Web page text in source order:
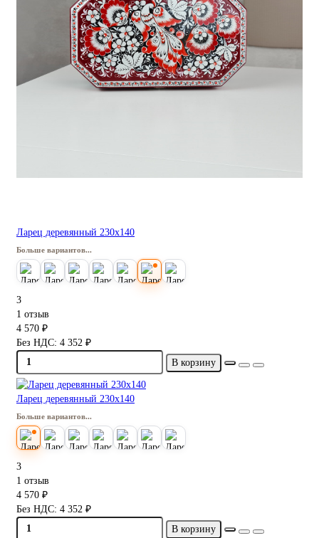
Ларец деревянный 230х140
Больше вариантов...
3
1 отзыв
4 570 ₽
Без НДС: 4 352 ₽
В корзину
Ларец деревянный 230х140
Больше вариантов...
3
1 отзыв
4 570 ₽
Без НДС: 4 352 ₽
В корзину